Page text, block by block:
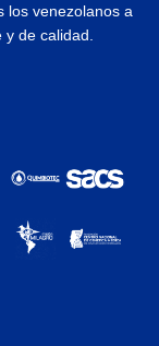
los venezolanos a
de calidad.